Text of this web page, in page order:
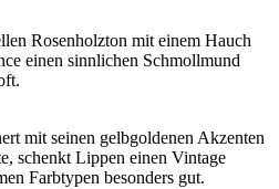
Rosenholzton mit einem Hauch
einen sinnlichen Schmollmund
mit seinen gelbgoldenen Akzenten
schenkt Lippen einen Vintage
Farbtypen besonders gut.